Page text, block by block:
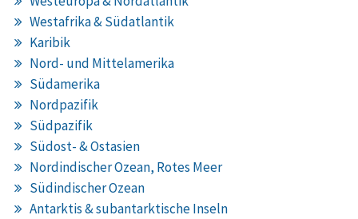
Westafrika & Südatlantik
Karibik
Nord- und Mittelamerika
Südamerika
Nordpazifik
Südpazifik
Südost- & Ostasien
Nordindischer Ozean, Rotes Meer
Südindischer Ozean
Antarktis & subantarktische Inseln